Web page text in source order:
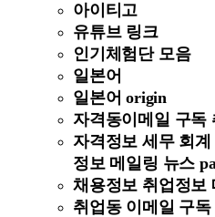
아이티고
유튜브 링크
인기체험단 모음
일본어
일본어 origin
자격동이메일 구독
자격정보 세무 회
정보 메일링 뉴스
채용정보 취업정보
취업동 이메일 구